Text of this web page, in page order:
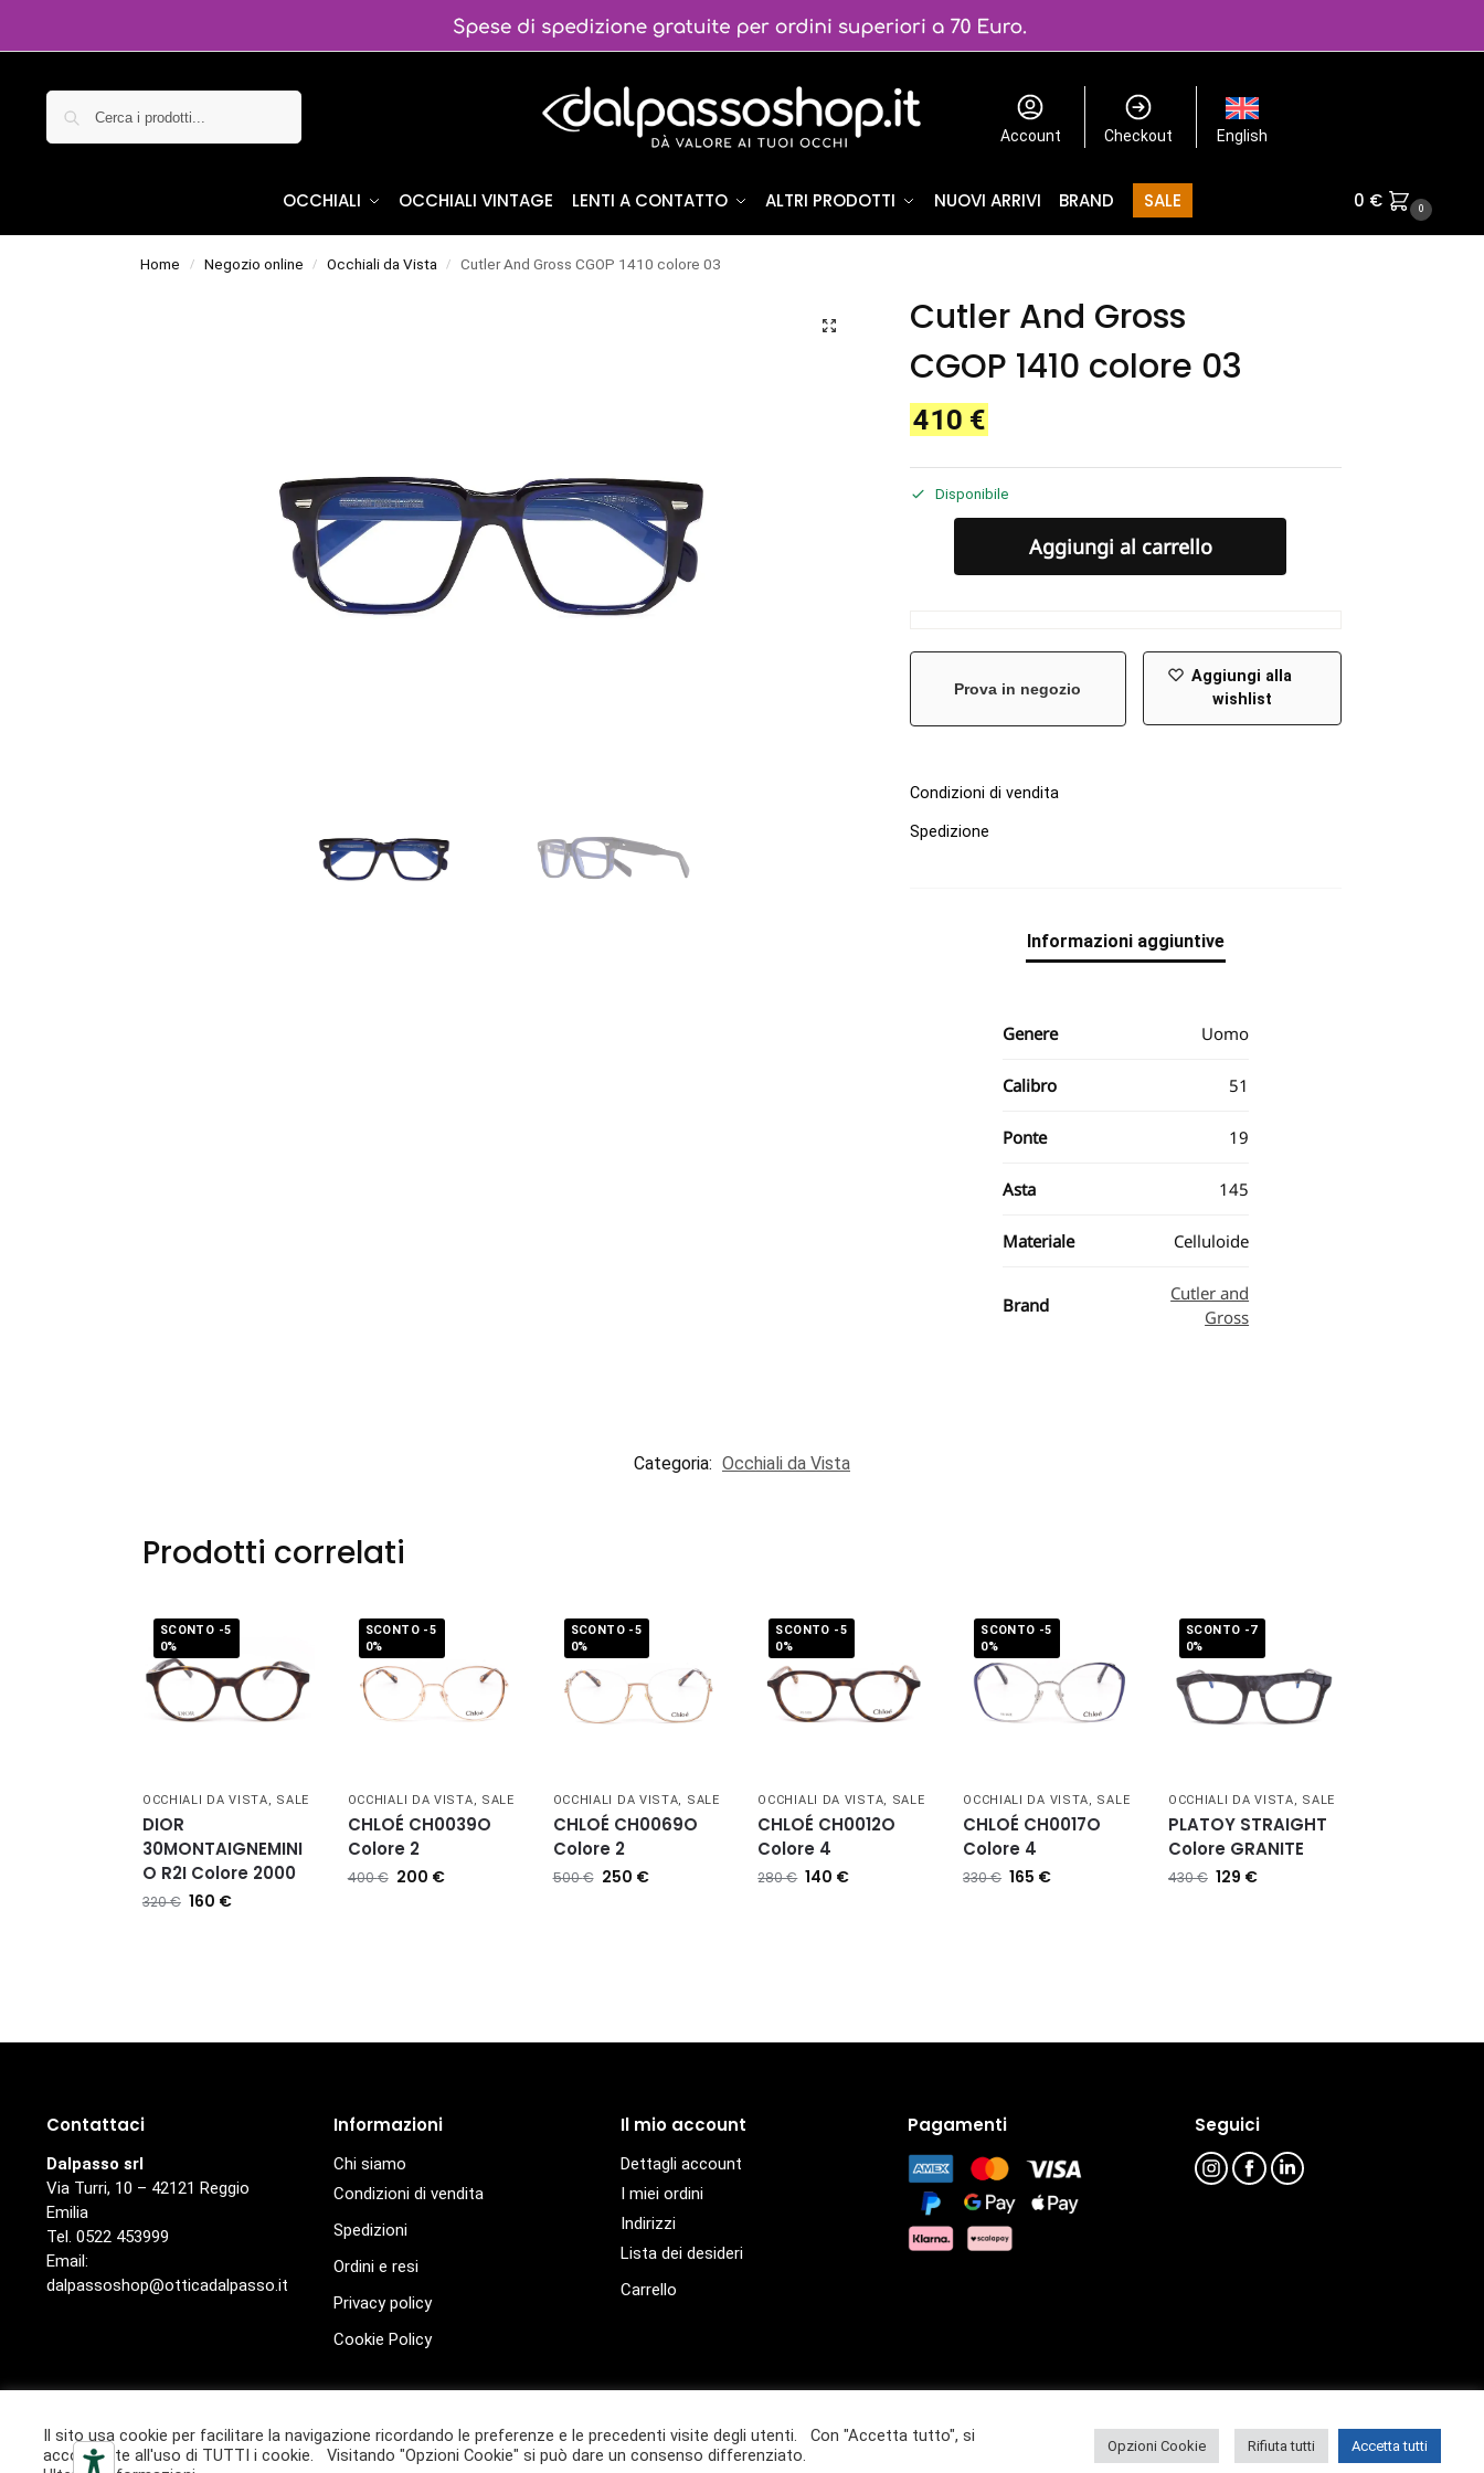
Account Checkout English
OCCHIALI OCCHIALI VINTAGE LENTI A CONTATTO ALTRI PRODOTTI NUOVI ARRIVI BRAND SALE 0 € 0
Home / Negozio online / Occhiali da Vista / Cutler And Gross CGOP 1410 colore 03
Cutler And Gross
CGOP 1410 colore 03
410 €
Disponibile
Aggiungi al carrello
Prova in negozio
Aggiungi alla
wishlist
Condizioni di vendita
Spedizione
Informazioni aggiuntive
Genere Uomo
Calibro 51
Ponte 19
Asta 145
Materiale Celluloide
Brand
Cutler and
Gross
Categoria: Occhiali da Vista
Prodotti correlati
SCONTO -5
0%
OCCHIALI DA VISTA, SALE
DIOR
30MONTAIGNEMINI
O R2I Colore 2000
320€ 160 €
SCONTO -5
0%
OCCHIALI DA VISTA, SALE
CHLOÉ CH0039O
Colore 2
400€ 200 €
SCONTO -5
0%
OCCHIALI DA VISTA, SALE
CHLOÉ CH0069O
Colore 2
500€ 250 €
SCONTO -5
0%
OCCHIALI DA VISTA, SALE
CHLOÉ CH0012O
Colore 4
280€ 140 €
SCONTO -5
0%
OCCHIALI DA VISTA, SALE
CHLOÉ CH0017O
Colore 4
330€ 165 €
SCONTO -7
0%
OCCHIALI DA VISTA, SALE
PLATOY STRAIGHT
Colore GRANITE
430€ 129 €
Contattaci
Dalpasso srl
Via Turri, 10 – 42121 Reggio
Emilia
Tel. 0522 453999
Email:
dalpassoshop@otticadalpasso.it
Informazioni
Chi siamo
Condizioni di vendita
Spedizioni
Ordini e resi
Privacy policy
Cookie Policy
Il mio account
Dettagli account
I miei ordini
Indirizzi
Lista dei desideri
Carrello
Pagamenti Seguici
© Ottica Dalpasso
Ottica Dalpasso è un marchio di proprietà di Dalpasso S.r.l. – P.IVA 01432940359
Il sito usa cookie per facilitare la navigazione ricordando le preferenze e le precedenti visite degli utenti. Con "Accetta tutto", si
acconsente all'uso di TUTTI i cookie. Visitando "Opzioni Cookie" si può dare un consenso differenziato.
Opzioni Cookie Rifiuta tutti Accetta tutti